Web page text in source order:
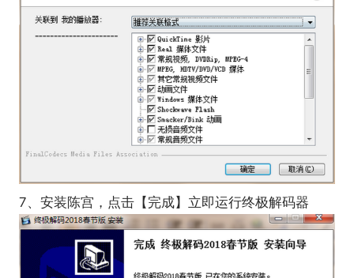
7、安装陈宫，点击【完成】立即运行终极解码器